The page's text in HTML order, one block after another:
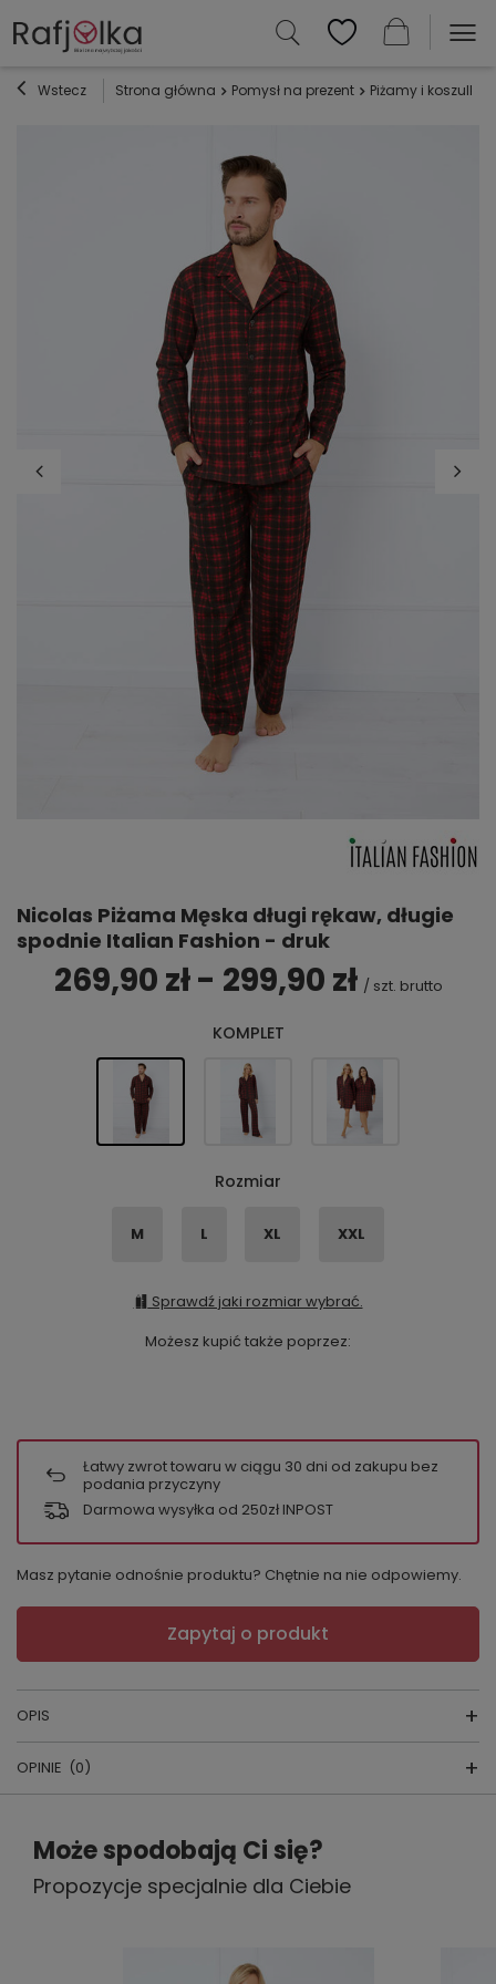
Wstecz Strona główna Pomysł na prezent Piżamy i koszulki
Nicolas Piżama Męska długi rękaw, długie
spodnie Italian Fashion - druk
269,90 zł - 299,90 zł / szt. brutto
KOMPLET
Rozmiar
M L XL XXL
Sprawdź jaki rozmiar wybrać.
Możesz kupić także poprzez:
Łatwy zwrot towaru w ciągu 30 dni od zakupu bez
podania przyczyny
Darmowa wysyłka od 250zł INPOST
Masz pytanie odnośnie produktu? Chętnie na nie odpowiemy.
Zapytaj o produkt
OPIS
PIŻAMA MĘSKA
kraj produkcji: POLSKA
szeroką, prostą nogawką i kieszeniami. Całość
OPINIE (0)
Napisz swoją opinię
Twoja ocena:
Może spodobają Ci się?
Propozycje specjalnie dla Ciebie